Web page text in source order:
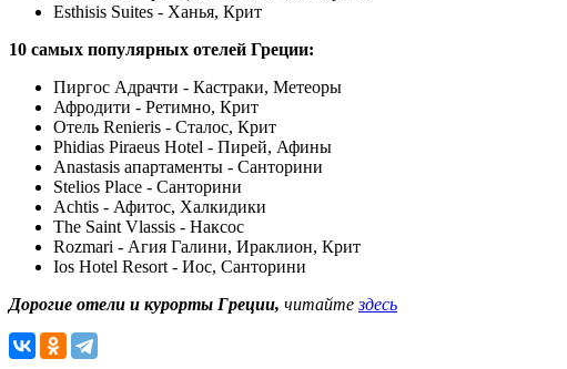
Esthisis Suites - Ханья, Крит
10 самых популярных отелей Греции:
Пиргос Адрачти - Кастраки, Метеоры
Афродити - Ретимно, Крит
Отель Renieris - Сталос, Крит
Phidias Piraeus Hotel - Пирей, Афины
Anastasis апартаменты - Санторини
Stelios Place - Санторини
Achtis - Афитос, Халкидики
The Saint Vlassis - Наксос
Rozmari - Агия Галини, Ираклион, Крит
Ios Hotel Resort - Иос, Санторини
Дорогие отели и курорты Греции, читайтездесь